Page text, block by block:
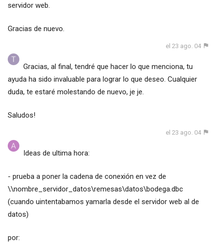
servidor web.
Gracias de nuevo.
el 23 ago. 04
Gracias, al final, tendré que hacer lo que menciona, tu
ayuda ha sido invaluable para lograr lo que deseo. Cualquier
duda, te estaré molestando de nuevo, je je.
Saludos!
el 23 ago. 04
Ideas de ultima hora:
- prueba a poner la cadena de conexión en vez de
\\nombre_servidor_datos\remesas\datos\bodega.dbc
(cuando uintentabamos yamarla desde el servidor web al de
datos)
por: